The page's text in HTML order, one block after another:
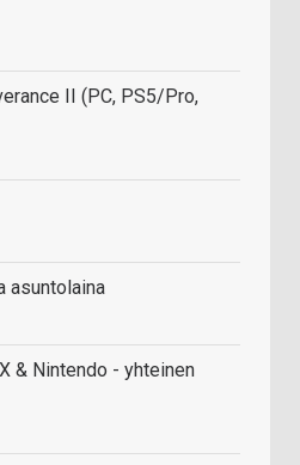
II (PC, PS5/Pro,
asuntolaina
& Nintendo - yhteinen